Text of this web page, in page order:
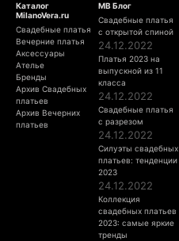
Каталог
MilanoVera.ru
Свадебные платья
Вечерние платья
Аксессуары
Ателье
Бренды
Архив Свадебных
платьев
Архив Вечерних
платьев
МВ Блог
Свадебные платья
с открытой спиной
24.12.2022
Платья 2023 на
выпускной из 11
класса
24.12.2022
Свадебные платья
с разрезом
24.12.2022
Силуэты свадебных
платьев: тенденции
2023
24.12.2022
Коллекция
свадебных платьев
2023: самые яркие
тренды